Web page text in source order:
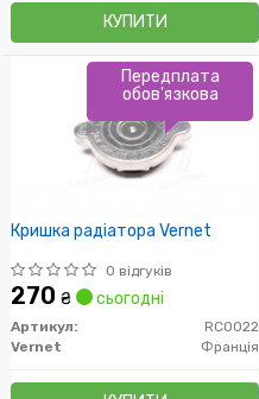
КУПИТИ
Кришка радіатора Vernet
0 відгуків
270 ₴ сьогодні
Артикул:
RC0022
Vernet
Франція
Передплата
обов'язкова